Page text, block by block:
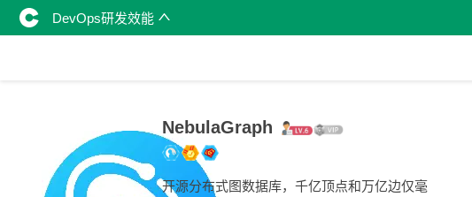
DevOps研发效能
NebulaGraph
开源分布式图数据库，千亿顶点和万亿边仅毫